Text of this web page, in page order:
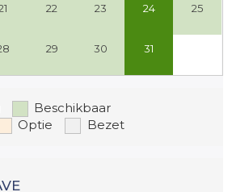
22 23 24 25
29 30 31
Beschikbaar
Optie Bezet